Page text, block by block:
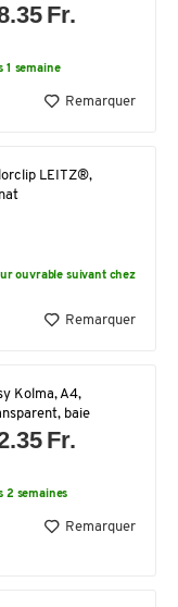
Fr.
1 semaine
Remarquer
LEITZ®,
ouvrable suivant chez
Remarquer
Kolma, A4,
baie
Fr.
2 semaines
Remarquer